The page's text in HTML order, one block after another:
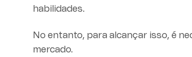
habilidades.
No entanto, para alcançar isso, é
mercado.